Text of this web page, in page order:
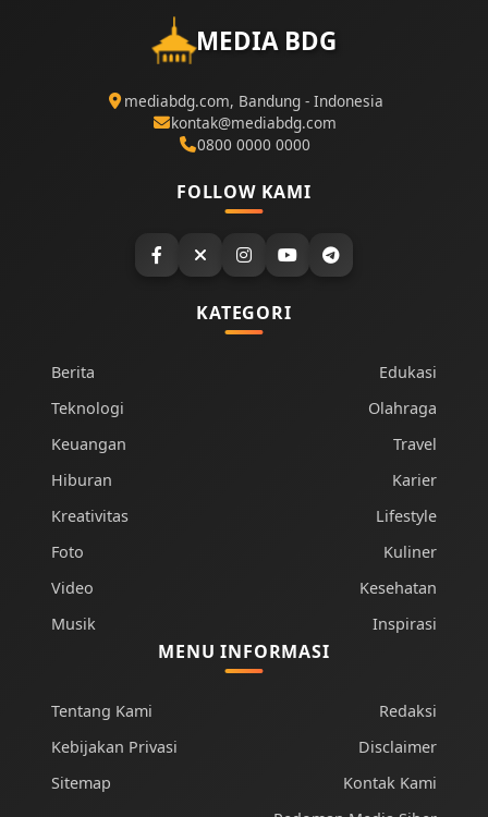
MEDIA BDG
mediabdg.com, Bandung - Indonesia
kontak@mediabdg.com
0800 0000 0000
FOLLOW KAMI
KATEGORI
Berita
Teknologi
Keuangan
Hiburan
Kreativitas
Foto
Video
Musik
Edukasi
Olahraga
Travel
Karier
Lifestyle
Kuliner
Kesehatan
Inspirasi
MENU INFORMASI
Tentang Kami
Kebijakan Privasi
Sitemap
Redaksi
Disclaimer
Kontak Kami